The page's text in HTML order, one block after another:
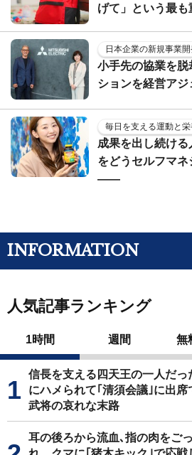
げて」という最も
日本企業の新規事業
小手先の協業を
ションを経営ア
毎日を支える運動と
成果を出し続け
をどうセルフマ
——
INFORMATION
人気記事ランキング
1時間 週間 無
信長を支える四天王の一人だ
にハメられて｢清須会議｣に出席
武将の哀れな末路
耳の後ろから流血､指の肉をご